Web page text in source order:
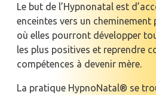
Le but de l’Hypnonatal est
enceintes vers un
où elles pourront développer
les plus positives et reprendre
compétences à devenir mère.
La pratique HypnoNatal® se